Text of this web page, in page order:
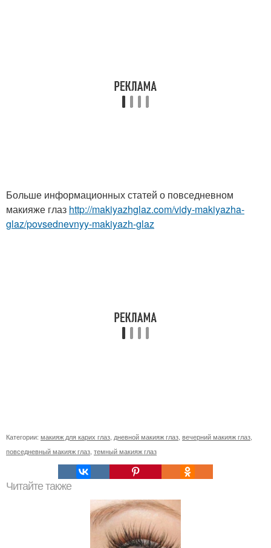
Больше информационных статей о повседневном
макияже глаз http://makiyazhglaz.com/vidy-makiyazha-
glaz/povsednevnyy-makiyazh-glaz
Категории: макияж для карих глаз дневной макияж глаз вечерний макияж глаз
повседневный макияж глаз темный макияж глаз
Читайте также